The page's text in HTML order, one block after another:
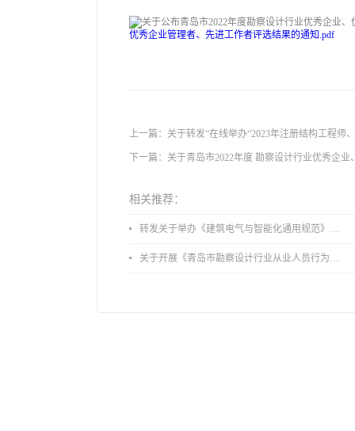
优秀企业管理者、先进工作者评选结果的通知.pdf
上一篇： 关于转发“在线举办“2023年注册结构工程师
下一篇： 关于青岛市2022年度 勘察设计行业优秀企
相关推荐：
转发关于举办《建筑电气与智能化通用规范》 GB55024-2022公益宣贯的通知
关于开展《青岛市勘察设计行业从业人员行为导则》、《青岛市住宅工程设计审查品质提升指引（2026版）》宣贯活动的通知